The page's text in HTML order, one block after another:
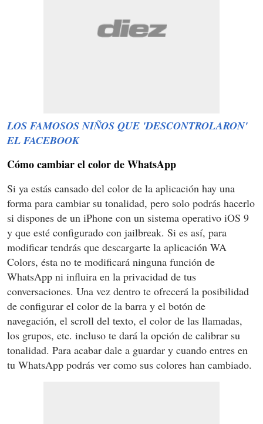
LOS FAMOSOS NIÑOS QUE 'DESCONTROLARON'
EL FACEBOOK
Cómo cambiar el color de WhatsApp
Si ya estás cansado del color de la aplicación hay una
forma para cambiar su tonalidad, pero solo podrás hacerlo
si dispones de un iPhone con un sistema operativo iOS 9
y que esté configurado con jailbreak. Si es así, para
modificar tendrás que descargarte la aplicación WA
Colors, ésta no te modificará ninguna función de
WhatsApp ni influira en la privacidad de tus
conversaciones. Una vez dentro te ofrecerá la posibilidad
de configurar el color de la barra y el botón de
navegación, el scroll del texto, el color de las llamadas,
los grupos, etc. incluso te dará la opción de calibrar su
tonalidad. Para acabar dale a guardar y cuando entres en
tu WhatsApp podrás ver como sus colores han cambiado.